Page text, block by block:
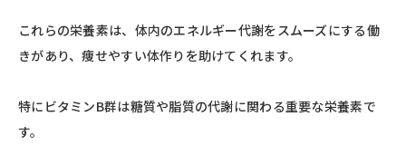
これらの栄養素は、体内のエネルギー代謝をスムーズにする働
きがあり、痩せやすい体作りを助けてくれます。
特にビタミンB群は糖質や脂質の代謝に関わる重要な栄養素で
す。